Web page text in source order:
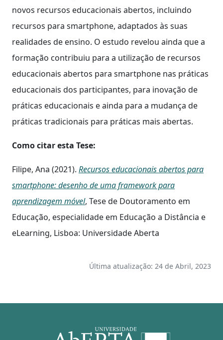
novos recursos educacionais abertos, incluindo
recursos para smartphone, adaptados às suas
realidades de ensino. O estudo revelou ainda que a
formação contribuiu para a utilização de recursos
educacionais abertos para smartphone nas práticas
educacionais dos participantes, para inovação de
práticas educacionais e ainda para a mudança de
práticas tradicionais para práticas mais abertas.
Como citar esta Tese:
Filipe, Ana (2021). Recursos educacionais abertos para
smartphone: desenho de uma framework para
aprendizagem móvel, Tese de Doutoramento em
Educação, especialidade em Educação a Distância e
eLearning, Lisboa: Universidade Aberta
Última atualização: 24 de Abril, 2023